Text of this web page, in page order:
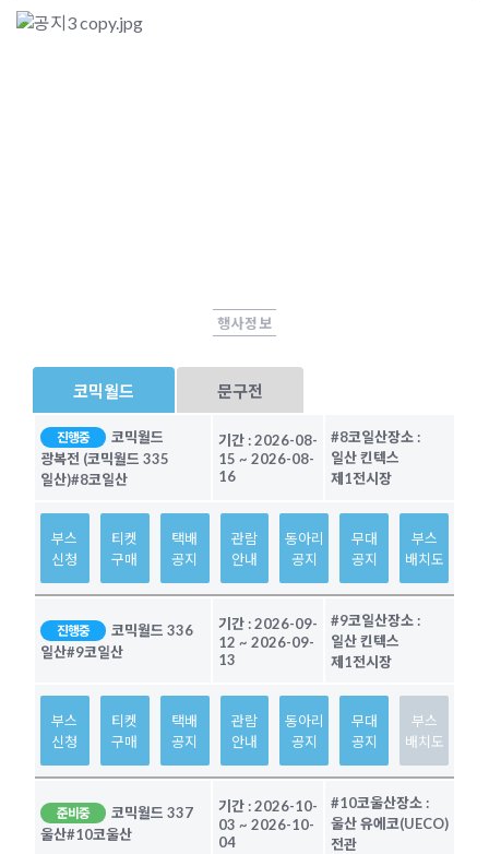
행사정보
코믹월드 문구전
진행중
코믹월드
광복전 (코믹월드 335
일산)#8코일산
기간 :2026-08-
15 ~ 2026-08-
16
#8코일산장소 :
일산 킨텍스
제1전시장
부스
신청
티켓
구매
택배
공지
관람
안내
동아리
공지
무대
공지
부스
배치도
진행중
코믹월드 336
일산#9코일산
기간 :2026-09-
12 ~ 2026-09-
13
#9코일산장소 :
일산 킨텍스
제1전시장
부스
신청
티켓
구매
택배
공지
관람
안내
동아리
공지
무대
공지
부스
배치도
준비중
코믹월드 337
울산#10코울산
기간 :2026-10-
03 ~ 2026-10-
04
#10코울산장소 :
울산 유에코(UECO)
전관